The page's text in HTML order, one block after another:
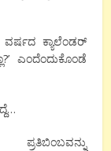
ಕ್ಯಾಲೆಂಡರ್
ಎಂದೆಂದುಕೊಂಡೆ